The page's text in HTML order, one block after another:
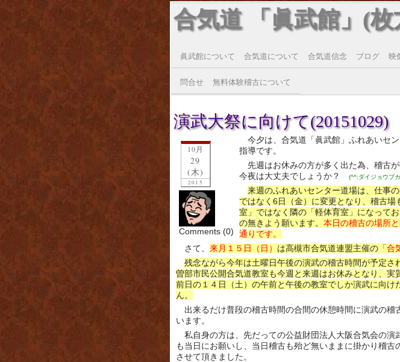
合気道 「眞武館」(
眞武館について 合気道について 合気道信念 ブログ 映
問合せ 無料体験稽古について
演武大祭に向けて(20151029)
10月
29
(木)
2015
Comments (0)
今夕は、合気道「眞武館」ふれあいセ
指導です。
先週はお休みの方が多く出た為、稽古が
今夜は大丈夫でしょうか？
(^^;ダイジョウブ
来週のふれあいセンター道場は、仕事の
ではなく6日（金）に変更となり、稽古場
室」ではなく隣の「軽体育室」になって
の無きよう願います。 本日の稽古の場所
通りです。
さて、 来月１５日（日） は高槻市合気道連盟主催の 「合
残念ながら今年は土曜日午後の演武の稽古時間が予定さ
曽部市民公開合気道教室も今週と来週はお休みとなり、実
前日の１４日（土）の午前と午後の教室でしか演武に向け
ん。
出来るだけ普段の稽古時間の合間の休憩時間に演武の稽
います。
私自身の方は、先だっての公益財団法人大阪合気会の演
も当日にお願いし、当日稽古も殆ど無いままに掛かり稽古
させて頂きました。